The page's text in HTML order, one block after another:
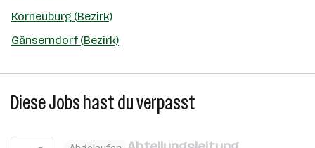
Korneuburg (Bezirk)
Gänserndorf (Bezirk)
Diese Jobs hast du verpasst